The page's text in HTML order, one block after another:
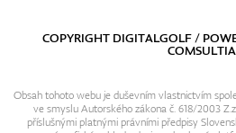
COPYRIGHT DIGITALGOLF /
COMSULTIA
Obsah tohoto webu je duševním vlastnictvím
ve smyslu Autorského zákona č. 618/2003
příslušnými platnými právními předpisy